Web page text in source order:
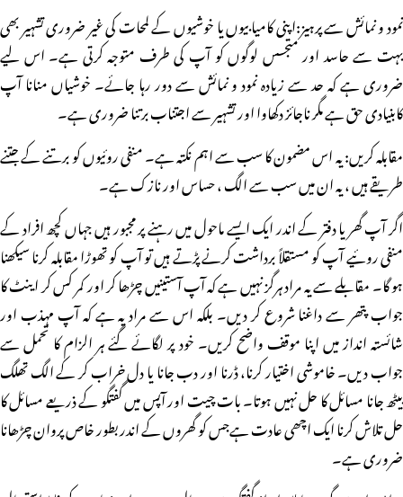
نمود و نمائش سے پرہیز:اپنی کامیابیوں یا خوشیوں کے لمحات کی غیر ضروری تشہیر بھی
بہت سے حاسد اور متجسس لوگوں کو آپ کی طرف متوجہ کرتی ہے۔ اس لیے
ضروری ہے کہ حد سے زیادہ نمود و نمائش سے دور رہا جائے۔ خوشیاں منانا آپ
کابنیادی حق ہے مگر ناجائز دکھاوا اور تشہیر سے اجتناب برتنا ضروری ہے۔
مقابلہ کریں: یہ اس مضمون کا سب سے اہم نکتہ ہے۔ منفی روئیوں کو برتنے کے جتنے
طریقے ہیں ، یہ ان میں سب سے الگ ، حساس اور نازک ہے۔
اگر آپ گھر یا دفتر کے اندر ایک ایسے ماحول میں رہنے پر مجبور ہیں جہاں کچھ افراد کے
منفی روئیے آپ کو مستقلاً برداشت کرنے پڑتے ہیں تو آپ کو تھوڑا مقابلہ کرنا سیکھنا
ہو گا۔ مقابلے سے یہ مراد ہرگز نہیں ہے کہ آپ آستینیں چڑھا کر اور کمر کس کر اینٹ کا
جواب پتھر سے داغنا شروع کر دیں۔ بلکہ اس سے مراد یہ ہے کہ آپ مہذب اور
شائستہ انداز میں اپنا موقف واضح کریں۔ خود پر لگائے گئے ہر الزام کا تحمل سے
جواب دیں۔ خاموشی اختیار کرنا، ڈرنا اور دب جانا یا دل خراب کر کے الگ تھلگ
بیٹھ جانا مسائل کا حل نہیں ہوتا۔ بات چیت اور آپس میں گفتگو کے ذریعے مسائل کا
حل تلاش کرنا ایک اچھی عادت ہےجس کو گھروں کے اندر بطور خاص پروان چڑھانا
ضروری ہے۔